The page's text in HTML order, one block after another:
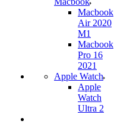
Macbook
Air 2020
M1
Macbook
Pro 16
2021
Apple Watch
Apple
Watch
Ultra 2